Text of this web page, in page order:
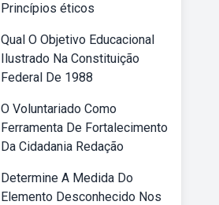
Princípios éticos
Qual O Objetivo Educacional
Ilustrado Na Constituição
Federal De 1988
O Voluntariado Como
Ferramenta De Fortalecimento
Da Cidadania Redação
Determine A Medida Do
Elemento Desconhecido Nos